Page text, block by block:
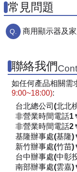
常見問題
商用顯示器及
聯絡我們
如任何產品相關需
9:00~18:00):
台北總公司(北北
非營業時間電話1
非營業時間電話2
基隆辦事處(基隆)
新竹辦事處(竹苗)
台中辦事處(中彰
南部辦事處(雲嘉)